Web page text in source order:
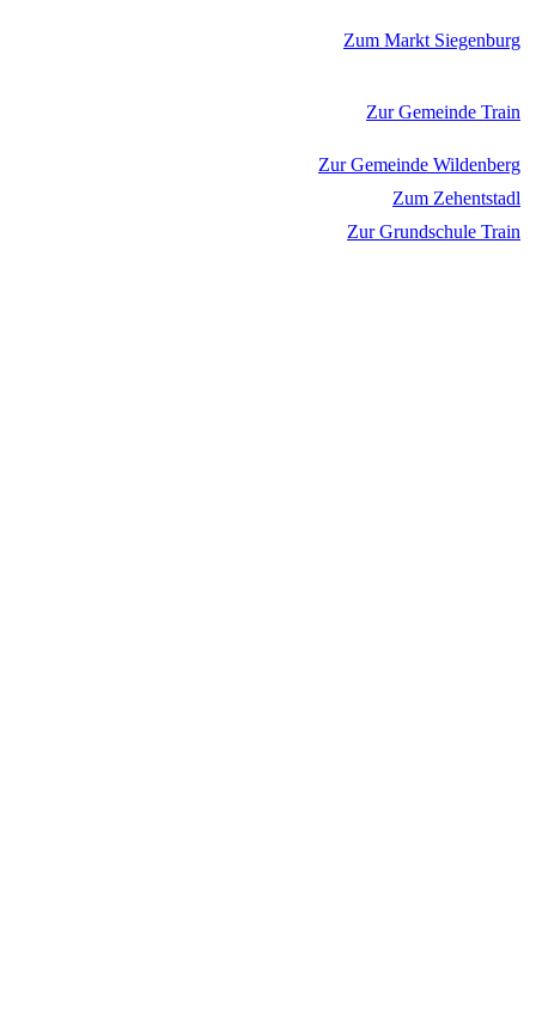
Zum Markt Siegenburg
Zur Gemeinde Train
Zur Gemeinde Wildenberg
Zum Zehentstadl
Zur Grundschule Train